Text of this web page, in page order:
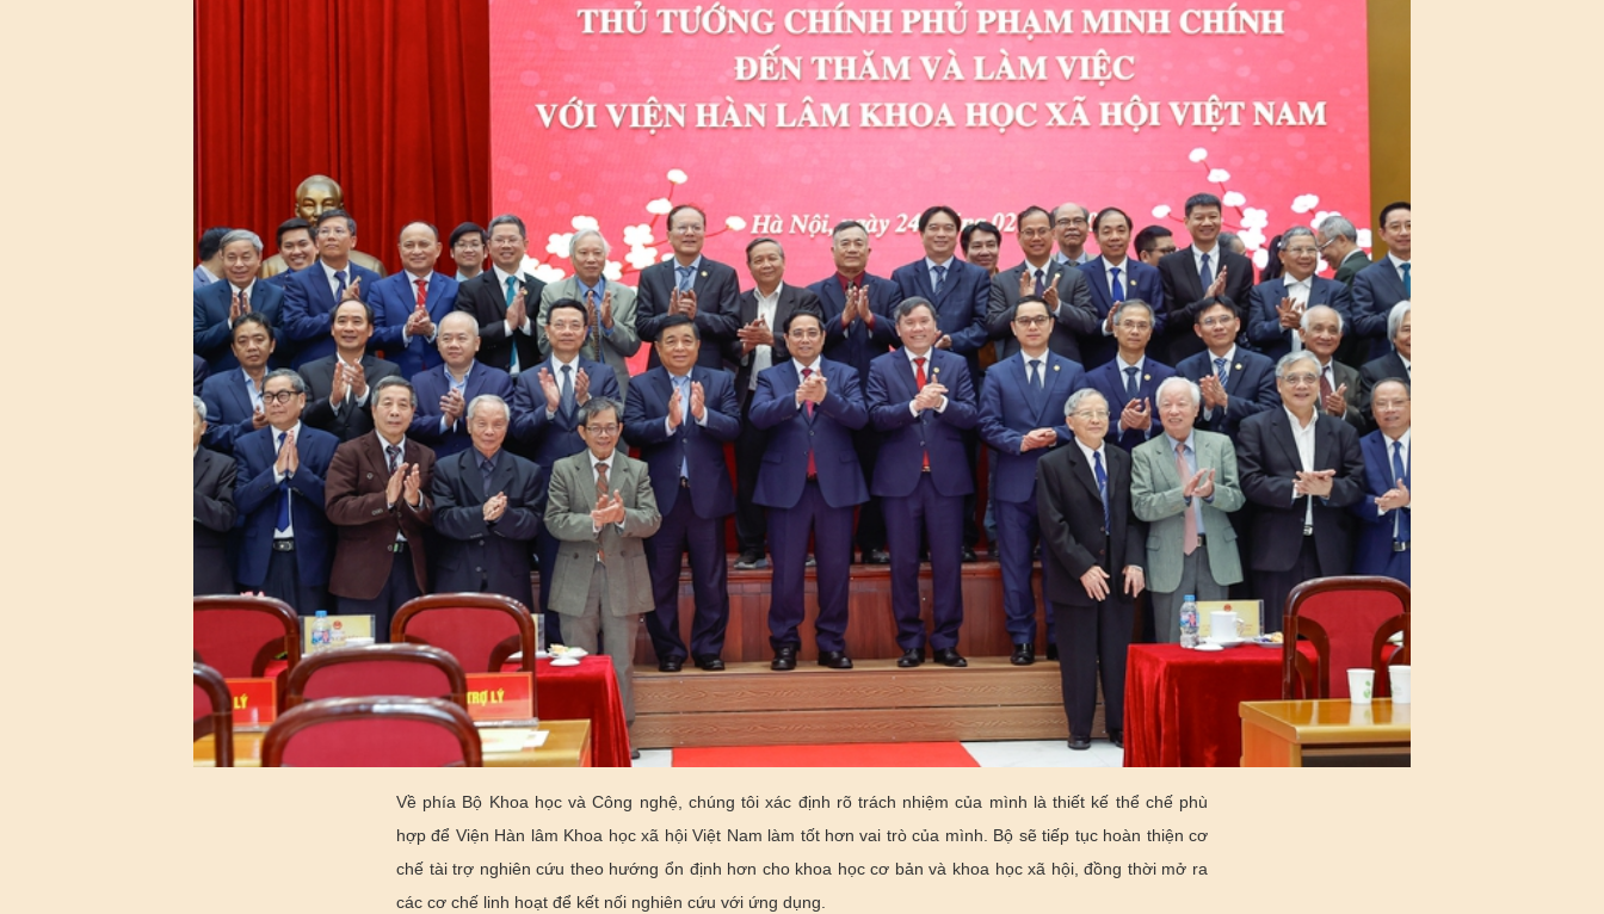
Về phía Bộ Khoa học và Công nghệ, chúng tôi xác định rõ trách nhiệm của mình là thiết kế thể chế phù
hợp để Viện Hàn lâm Khoa học xã hội Việt Nam làm tốt hơn vai trò của mình. Bộ sẽ tiếp tục hoàn thiện cơ
chế tài trợ nghiên cứu theo hướng ổn định hơn cho khoa học cơ bản và khoa học xã hội, đồng thời mở ra
các cơ chế linh hoạt để kết nối nghiên cứu với ứng dụng.